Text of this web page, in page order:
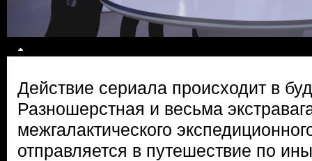
Действие сериала происходит в
Разношерстная и весьма
межгалактического
отправляется в путешествие по